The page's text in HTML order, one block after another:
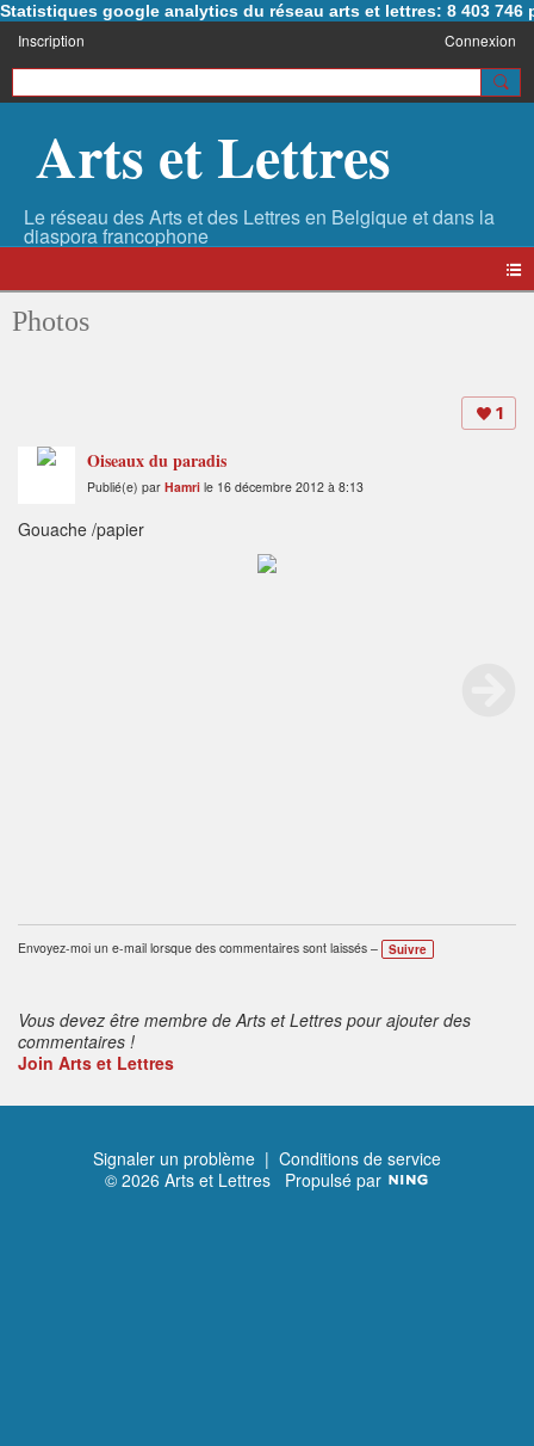
Statistiques google analytics du réseau arts et lettres: 8 403 746
Inscription Connexion
Arts et Lettres
Photos
1
Oiseaux du paradis
Publié(e) par Hamri le 16 décembre 2012 à 8:13
Gouache /papier
Envoyez-moi un e-mail lorsque des commentaires sont laissés – Suivre
Vous devez être membre de Arts et Lettres pour ajouter des
commentaires !
Join Arts et Lettres
Signaler un problème | Conditions de service
© 2026 Arts et Lettres Propulsé par